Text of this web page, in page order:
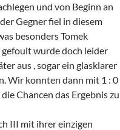
und von Beginn an
Gegner fiel in diesem
besonders Tomek
gefoult wurde doch leider
aus , sogar ein glasklarer
Wir konnten dann mit 1 : 0
Chancen das Ergebnis zu
III mit ihrer einzigen